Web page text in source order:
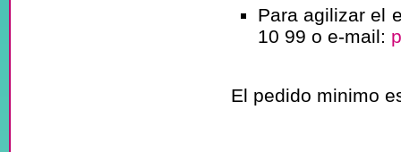
Para agilizar el
10 99 o e-mail:
El pedido minimo